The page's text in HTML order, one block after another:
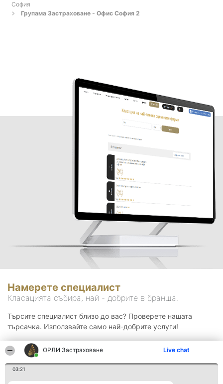
ОРЛИ Застраховане Live chat
03:21
София
Групама Застраховане - Офис София 2
Намерете специалист
Класацията събира, най - добрите в бранша.
Търсите специалист близо до вас? Проверете нашата
търсачка. Използвайте само най-добрите услуги!